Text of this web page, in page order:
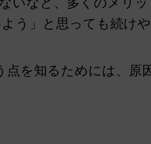
う」と思っても続け
を知るためには、